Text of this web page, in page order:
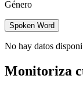
Género
Spoken Word
No hay datos
Monitoriza